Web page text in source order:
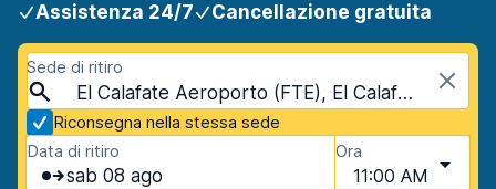
Assistenza 24/7 Cancellazione gratuita
Sede di ritiro
El Calafate Aeroporto (FTE), El Calafate, Argentina
Riconsegna nella stessa sede
Data di ritiro
sab 08 ago
Ora
11:00 AM